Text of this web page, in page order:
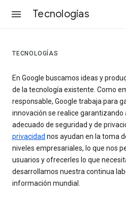
Tecnologías
TECNOLOGÍAS
En Google buscamos ideas y
de la tecnología existente. Como
responsable, Google trabaja para
innovación se realice garantizando
adecuado de seguridad y de
privacidad nos ayudan en la toma
niveles empresariales, lo que nos
usuarios y ofrecerles lo que
desarrollamos nuestra continua
información mundial.